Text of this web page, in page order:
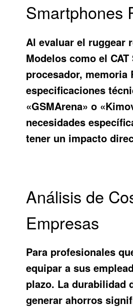
Smartphones
Al evaluar el ruggear
Modelos como el
procesador,
especificaciones
«GSMArena» o
necesidades
tener un impacto
Análisis de
Empresas
Para profesionales
equipar a sus
plazo. La durabilidad
generar ahorros